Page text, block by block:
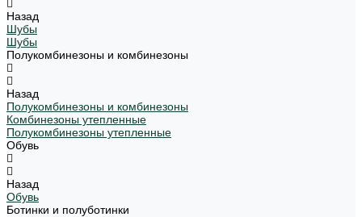
Назад
Шубы
Шубы
Полукомбинезоны и комбинезоны
Назад
Полукомбинезоны и комбинезоны
Комбинезоны утепленные
Полукомбинезоны утепленные
Обувь
Назад
Обувь
Ботинки и полуботинки